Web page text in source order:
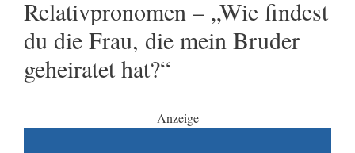
Relativpronomen – „Wie findest
du die Frau, die mein Bruder
geheiratet hat?“
Anzeige